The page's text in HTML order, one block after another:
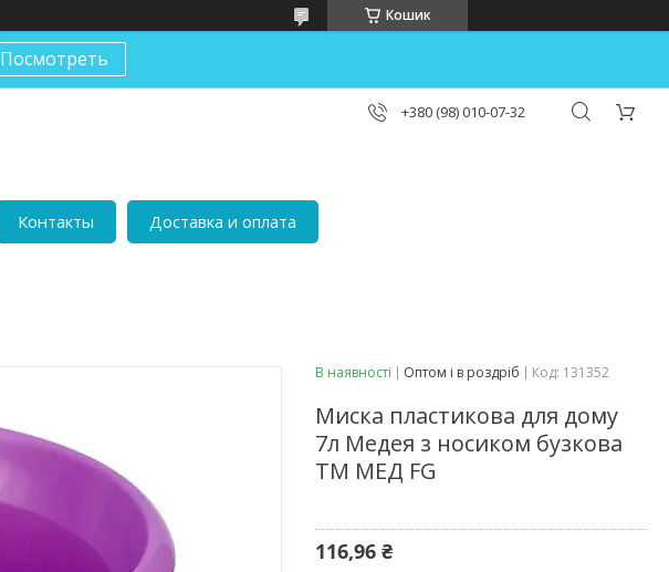
Кошик
Посмотреть
+380 (98) 010-07-32
Контакты Доставка и оплата
В наявності Оптом і в роздріб Код: 131352
Миска пластикова для дому
7л Медея з носиком бузкова
ТМ МЕД FG
116,96 ₴